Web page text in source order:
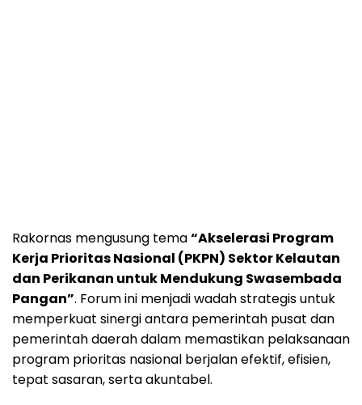
Rakornas mengusung tema“Akselerasi Program
Kerja Prioritas Nasional (PKPN) Sektor Kelautan
dan Perikanan untuk Mendukung Swasembada
Pangan”. Forum ini menjadi wadah strategis untuk
memperkuat sinergi antara pemerintah pusat dan
pemerintah daerah dalam memastikan pelaksanaan
program prioritas nasional berjalan efektif, efisien,
tepat sasaran, serta akuntabel.